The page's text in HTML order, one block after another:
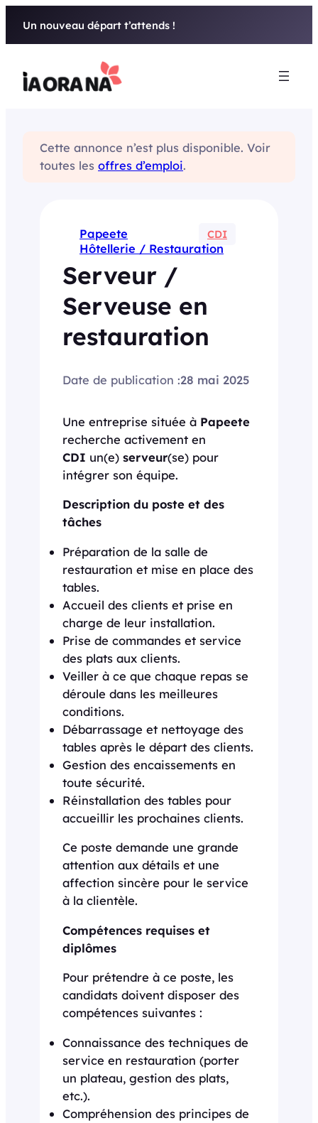
Un nouveau départ t’attends !
Cette annonce n’est plus disponible. Voir
toutes les offres d’emploi.
Papeete CDI
Hôtellerie / Restauration
Serveur /
Serveuse en
restauration
Date de publication :28 mai 2025
Une entreprise située à Papeete
recherche activement en
CDI un(e) serveur(se) pour
intégrer son équipe.
Description du poste et des
tâches
Préparation de la salle de
restauration et mise en place des
tables.
Accueil des clients et prise en
charge de leur installation.
Prise de commandes et service
des plats aux clients.
Veiller à ce que chaque repas se
déroule dans les meilleures
conditions.
Débarrassage et nettoyage des
tables après le départ des clients.
Gestion des encaissements en
toute sécurité.
Réinstallation des tables pour
accueillir les prochaines clients.
Ce poste demande une grande
attention aux détails et une
affection sincère pour le service
à la clientèle.
Compétences requises et
diplômes
Pour prétendre à ce poste, les
candidats doivent disposer des
compétences suivantes :
Connaissance des techniques de
service en restauration (porter
un plateau, gestion des plats,
etc.).
Compréhension des principes de